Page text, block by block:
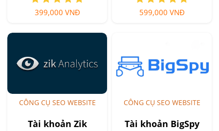
399,000 VNĐ 599,000 VNĐ
CÔNG CỤ SEO WEBSITE
Tài khoản Zik
CÔNG CỤ SEO WEBSITE
Tài khoản BigSpy